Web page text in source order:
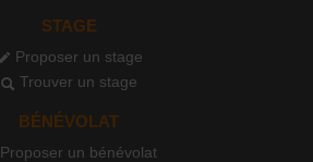
STAGE
Proposer un stage
Trouver un stage
BÉNÉVOLAT
Proposer un bénévolat